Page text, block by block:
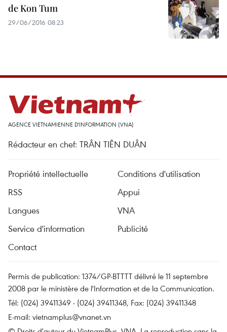
de Kon Tum
29/06/2016 08:23
AGENCE VIETNAMIENNE D'INFORMATION (VNA)
Rédacteur en chef: TRÂN TIÊN DUÂN
Propriété intellectuelle
Conditions d'utilisation
RSS
Appui
Langues
VNA
Service d'information
Publicité
Contact
Permis de publication: 1374/GP-BTTTT délivré le 11 septembre
2008 par le ministère de l'Information et de la Communication.
Tél: (024) 39411349 - (024) 39411348, Fax: (024) 39411348
E-mail: vietnamplus@vnanet.vn